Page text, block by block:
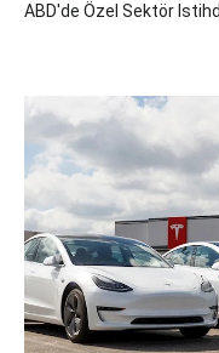
ABD'de Özel Sektör